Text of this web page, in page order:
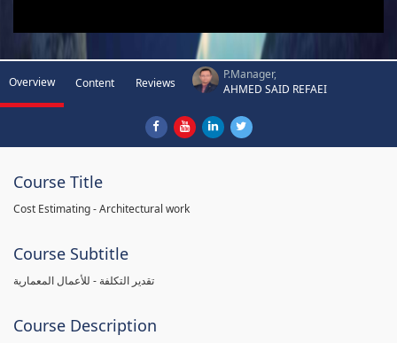
Overview Content Reviews
P.Manager,
AHMED SAID REFAEI
Course Title
Cost Estimating - Architectural work
Course Subtitle
تقدير التكلفة - للأعمال المعمارية
Course Description